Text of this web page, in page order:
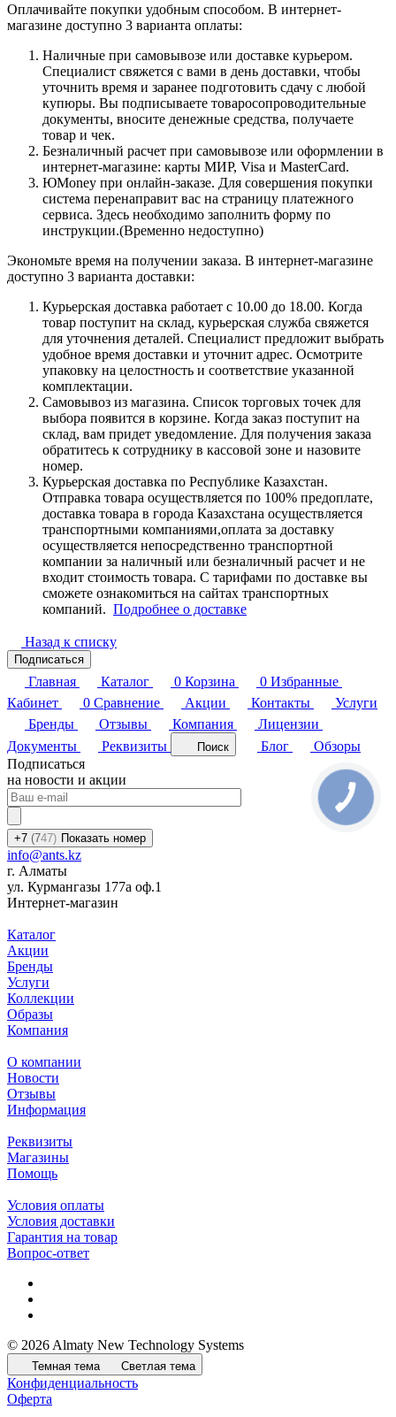
Оплачивайте покупки удобным способом. В интернет-
магазине доступно 3 варианта оплаты:
Наличные при самовывозе или доставке курьером.
Специалист свяжется с вами в день доставки, чтобы
уточнить время и заранее подготовить сдачу с любой
купюры. Вы подписываете товаросопроводительные
документы, вносите денежные средства, получаете
товар и чек.
Безналичный расчет при самовывозе или оформлении в
интернет-магазине: карты МИР, Visa и MasterCard.
ЮMoney при онлайн-заказе. Для совершения покупки
система перенаправит вас на страницу платежного
сервиса. Здесь необходимо заполнить форму по
инструкции.(Временно недоступно)
Экономьте время на получении заказа. В интернет-магазине
доступно 3 варианта доставки:
Курьерская доставка работает с 10.00 до 18.00. Когда
товар поступит на склад, курьерская служба свяжется
для уточнения деталей. Специалист предложит выбрать
удобное время доставки и уточнит адрес. Осмотрите
упаковку на целостность и соответствие указанной
комплектации.
Самовывоз из магазина. Список торговых точек для
выбора появится в корзине. Когда заказ поступит на
склад, вам придет уведомление. Для получения заказа
обратитесь к сотруднику в кассовой зоне и назовите
номер.
Курьерская доставка по Республике Казахстан.
Отправка товара осуществляется по 100% предоплате,
доставка товара в города Казахстана осуществляется
транспортными компаниями,оплата за доставку
осуществляется непосредственно транспортной
компании за наличный или безналичный расчет и не
входит стоимость товара. С тарифами по доставке вы
сможете ознакомиться на сайтах транспортных
компаний. Подробнее о доставке
Назад к списку
Подписаться
Главная Каталог 0 Корзина 0 Избранные
Кабинет
0 Сравнение Акции Контакты
Услуги
Бренды
Отзывы Компания
Лицензии
Документы
Реквизиты Поиск Блог
Обзоры
Подписаться
на новости и акции
+7 (747) Показать номер
info@ants.kz
г. Алматы
ул. Курмангазы 177а оф.1
Интернет-магазин
Каталог
Акции
Бренды
Услуги
Коллекции
Образы
Компания
О компании
Новости
Отзывы
Информация
Реквизиты
Магазины
Помощь
Условия оплаты
Условия доставки
Гарантия на товар
Вопрос-ответ
© 2026 Almaty New Technology Systems
Темная тема Светлая тема
Конфиденциальность
Оферта